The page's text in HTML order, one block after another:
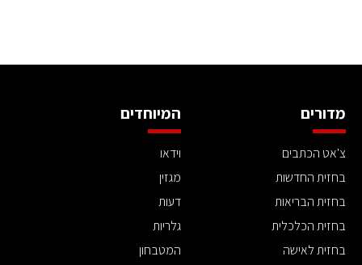
מדורים
צ'אט הכתבים
בחזית החדשות
בחזית הבריאות
בחזית הכלכלית
בחזית לאישה
המיוחדים
וידאו
מגזין
דעות
גלריות
המטבחון